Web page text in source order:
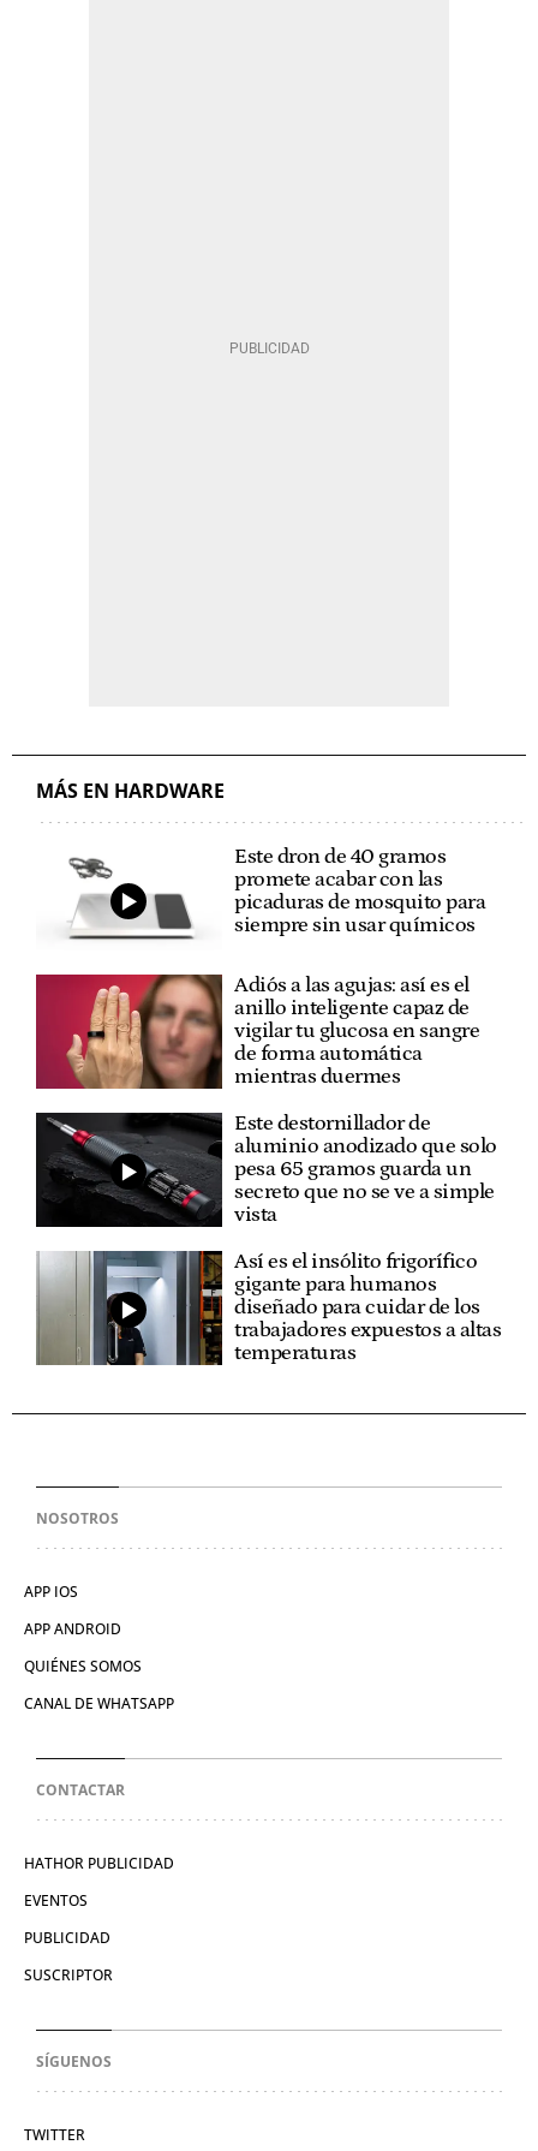
MÁS EN HARDWARE
Este dron de 40 gramos
promete acabar con las
picaduras de mosquito para
siempre sin usar químicos
Adiós a las agujas: así es el
anillo inteligente capaz de
vigilar tu glucosa en sangre
de forma automática
mientras duermes
Este destornillador de
aluminio anodizado que solo
pesa 65 gramos guarda un
secreto que no se ve a simple
vista
Así es el insólito frigorífico
gigante para humanos
diseñado para cuidar de los
trabajadores expuestos a altas
temperaturas
NOSOTROS
APP IOS
APP ANDROID
QUIÉNES SOMOS
CANAL DE WHATSAPP
CONTACTAR
HATHOR PUBLICIDAD
EVENTOS
PUBLICIDAD
SUSCRIPTOR
SÍGUENOS
TWITTER